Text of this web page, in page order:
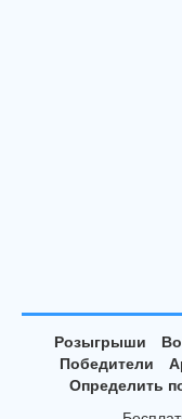
Розыгрыши
Победители
Определить